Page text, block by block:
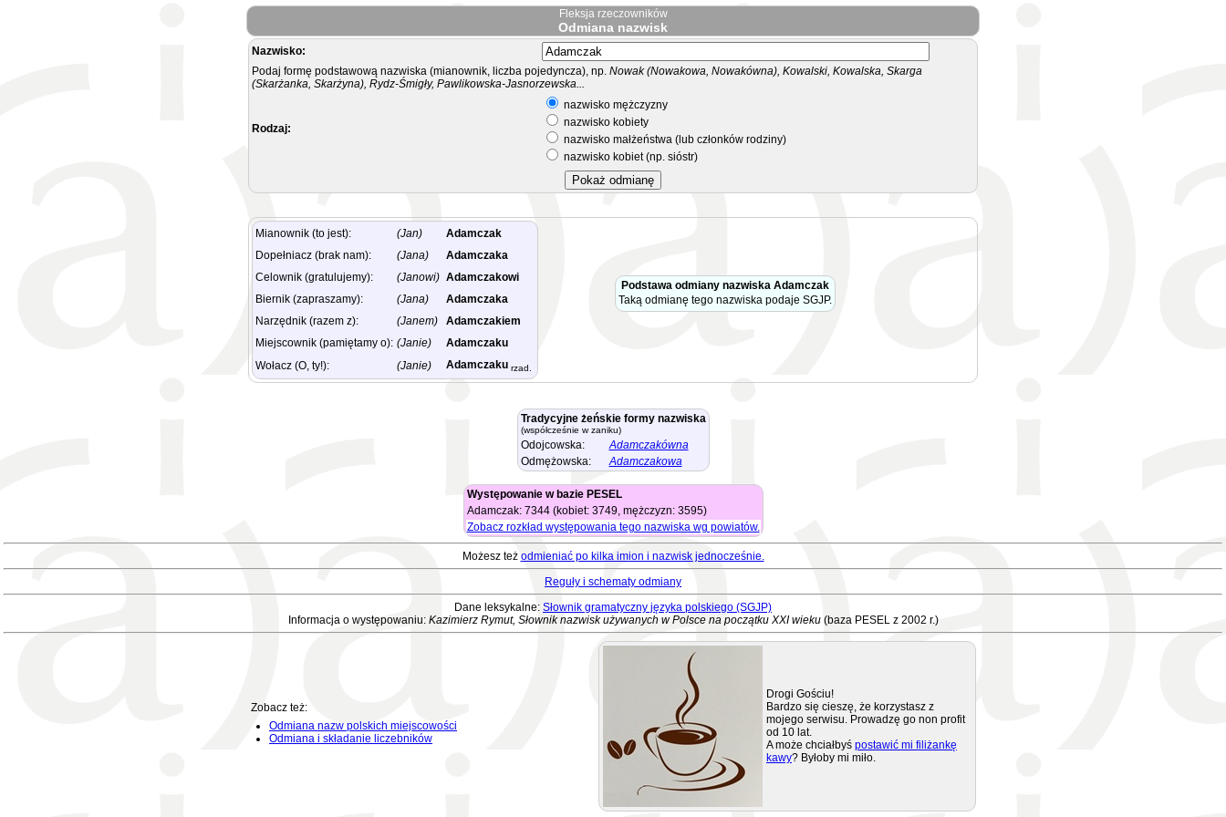
Fleksja rzeczowników
Odmiana nazwisk
Nazwisko:
Podaj formę podstawową nazwiska (mianownik, liczba pojedyncza), np. Nowak (Nowakowa, Nowakówna), Kowalski, Kowalska, Skarga
(Skarżanka, Skarżyna), Rydz-Śmigły, Pawlikowska-Jasnorzewska...
Rodzaj:
nazwisko mężczyzny
nazwisko kobiety
nazwisko małżeństwa (lub członków rodziny)
nazwisko kobiet (np. sióstr)
Mianownik (to jest): (Jan)
Adamczak
Dopełniacz (brak nam):
(Jana)
Adamczaka
Celownik (gratulujemy):
(Janowi) Adamczakowi
Biernik (zapraszamy):
(Jana)
Adamczaka
Narzędnik (razem z):
(Janem)
Adamczakiem
Miejscownik (pamiętamy o): (Janie)
Adamczaku
Wołacz (O, ty!):
(Janie) Adamczaku rzad.
Podstawa odmiany nazwiska Adamczak
Taką odmianę tego nazwiska podaje SGJP.
Tradycyjne żeńskie formy nazwiska
(współcześnie w zaniku)
Odojcowska:
Adamczakówna
Odmężowska:
Adamczakowa
Występowanie w bazie PESEL
Adamczak: 7344 (kobiet: 3749, mężczyzn: 3595)
Zobacz rozkład występowania tego nazwiska wg powiatów.
Możesz też odmieniać po kilka imion i nazwisk jednocześnie.
Reguły i schematy odmiany
Dane leksykalne: Słownik gramatyczny języka polskiego (SGJP)
Informacja o występowaniu: Kazimierz Rymut, Słownik nazwisk używanych w Polsce na początku XXI wieku(baza PESEL z 2002 r.)
Zobacz też:
Odmiana nazw polskich miejscowości
Odmiana i składanie liczebników
Drogi Gościu!
Bardzo się cieszę, że korzystasz z
mojego serwisu. Prowadzę go non profit
od 10 lat.
A może chciałbyś postawić mi filiżankę
kawy? Byłoby mi miło.